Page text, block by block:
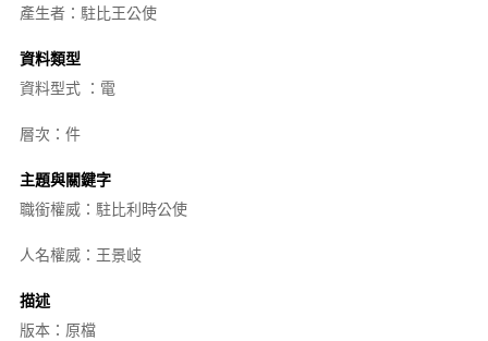
產生者：駐比王公使
資料類型
資料型式 ：電
層次：件
主題與關鍵字
職銜權威：駐比利時公使
人名權威：王景岐
描述
版本：原檔